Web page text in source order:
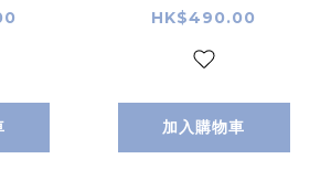
羽毛球鞋/手球鞋
HK$490.00
加入購物車